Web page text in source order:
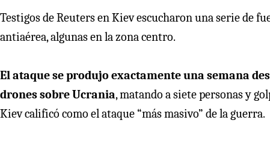
Testigos de Reuters en Kiev escucharon una serie de
antiaérea, algunas en la zona centro.
El ataque se produjo exactamente una semana
drones sobre Ucrania, matando a siete personas y
Kiev calificó como el ataque “más masivo” de la guerra.